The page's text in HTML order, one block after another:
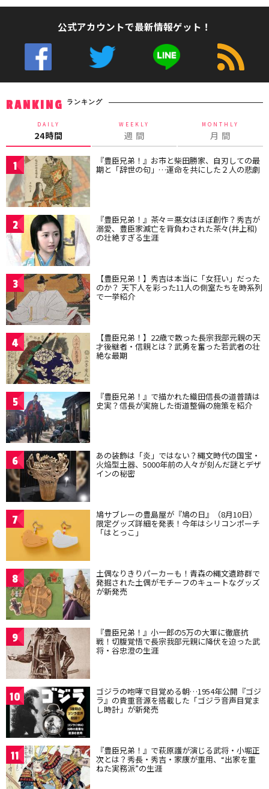
公式アカウントで最新情報ゲット！
RANKING ランキング
DAILY
24時間
WEEKLY
週 間
MONTHLY
月 間
1 『豊臣兄弟！』お市と柴田勝家、自刃しての最
期と「辞世の句」…運命を共にした２人の悲劇
2 『豊臣兄弟！』茶々＝悪女はほぼ創作？秀吉が
溺愛、豊臣家滅亡を背負わされた茶々(井上和)
の壮絶すぎる生涯
3 【豊臣兄弟！】秀吉は本当に「女狂い」だった
のか？ 天下人を彩った11人の側室たちを時系列
で一挙紹介
4 【豊臣兄弟！】22歳で散った長宗我部元親の天
才後継者・信親とは？武勇を奮った若武者の壮
絶な最期
5 『豊臣兄弟！』で描かれた織田信長の道普請は
史実？信長が実施した街道整備の施策を紹介
6 あの装飾は「炎」ではない？縄文時代の国宝・
火焔型土器、5000年前の人々が刻んだ謎とデザ
インの秘密
7 鳩サブレーの豊島屋が『鳩の日』（8月10日）
限定グッズ詳細を発表！今年はシリコンポーチ
「はとっこ」
8 土偶なりきりパーカーも！青森の縄文遺跡群で
発掘された土偶がモチーフのキュートなグッズ
が新発売
9 『豊臣兄弟！』小一郎の5万の大軍に徹底抗
戦！切腹覚悟で長宗我部元親に降伏を迫った武
将・谷忠澄の生涯
10 ゴジラの咆哮で目覚める朝…1954年公開『ゴジ
ラ』の貴重音源を搭載した「ゴジラ音声目覚ま
し時計」が新発売
11 『豊臣兄弟！』で萩原護が演じる武将・小堀正
次とは？秀長・秀吉・家康が重用、“出家を重
ねた実務派”の生涯